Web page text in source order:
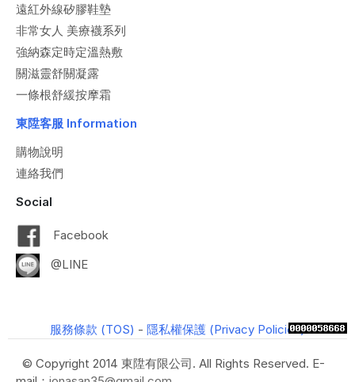
遠紅外線矽膠鞋墊
非常女人 美療襪系列
強納森定時定溫熱敷
關滋靈舒關凝露
一條根舒緩按摩霜
東陞客服 Information
購物說明
連絡我們
Social
Facebook
@LINE
服務條款 (TOS) - 隱私權保護 (Privacy Policies)
© Copyright 2014 東陞有限公司. All Rights Reserved. E-